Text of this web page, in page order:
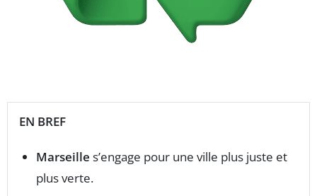
EN BREF
Marseille s’engage pour une ville plus juste et
plus verte.